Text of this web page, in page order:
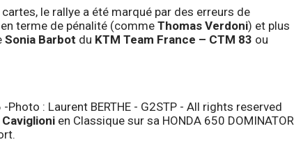
le rallye a été marqué par des erreurs de
terme de pénalité (comme Thomas Verdoni) et plus
Sonia Barbot du KTM Team France – CTM 83 ou
en Classique sur sa HONDA 650 DOMINATOR